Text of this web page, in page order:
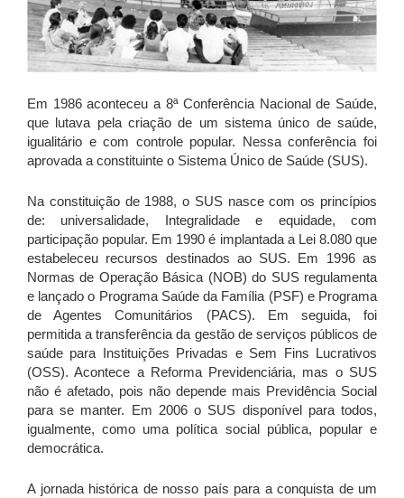
Em 1986 aconteceu a 8ª Conferência Nacional de Saúde,
que lutava pela criação de um sistema único de saúde,
igualitário e com controle popular. Nessa conferência foi
aprovada a constituinte o Sistema Único de Saúde (SUS).
Na constituição de 1988, o SUS nasce com os princípios
de: universalidade, Integralidade e equidade, com
participação popular. Em 1990 é implantada a Lei 8.080 que
estabeleceu recursos destinados ao SUS. Em 1996 as
Normas de Operação Básica (NOB) do SUS regulamenta
e lançado o Programa Saúde da Família (PSF) e Programa
de Agentes Comunitários (PACS). Em seguida, foi
permitida a transferência da gestão de serviços públicos de
saúde para Instituições Privadas e Sem Fins Lucrativos
(OSS). Acontece a Reforma Previdenciária, mas o SUS
não é afetado, pois não depende mais Previdência Social
para se manter. Em 2006 o SUS disponível para todos,
igualmente, como uma política social pública, popular e
democrática.
A jornada histórica de nosso país para a conquista de um